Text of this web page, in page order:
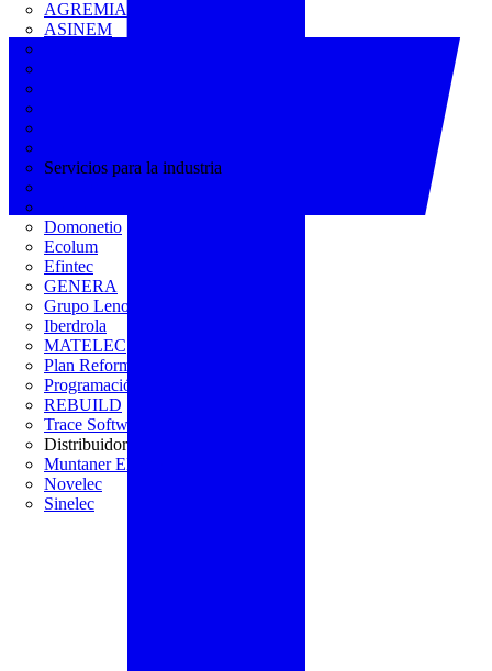
AGREMIA
ASINEM
Servicios para la industria
Domonetio
Ecolum
Efintec
GENERA
Grupo Lenor
Iberdrola
MATELEC
Plan Reforma
Programación Integral
REBUILD
Trace Software
Distribuidor
Muntaner Electro
Novelec
Sinelec